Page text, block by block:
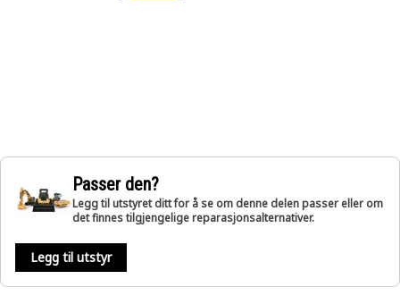
Passer den?
Legg til utstyret ditt for å se om denne delen passer eller om
det finnes tilgjengelige reparasjonsalternativer.
Legg til utstyr